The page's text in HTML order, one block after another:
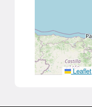
Leaflet